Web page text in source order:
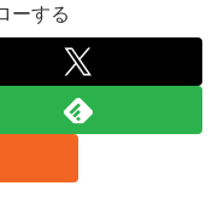
ーする